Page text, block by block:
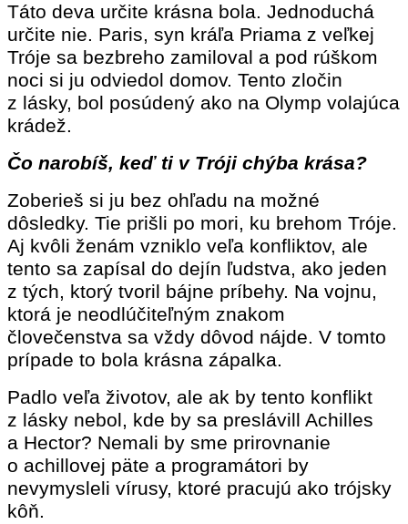
Táto deva určite krásna bola. Jednoduchá
určite nie. Paris, syn kráľa Priama z veľkej
Tróje sa bezbreho zamiloval a pod rúškom
noci si ju odviedol domov. Tento zločin
z lásky, bol posúdený ako na Olymp volajúca
krádež.
Čo narobíš, keď ti v Tróji chýba krása?
Zoberieš si ju bez ohľadu na možné
dôsledky. Tie prišli po mori, ku brehom Tróje.
Aj kvôli ženám vzniklo veľa konfliktov, ale
tento sa zapísal do dejín ľudstva, ako jeden
z tých, ktorý tvoril bájne príbehy. Na vojnu,
ktorá je neodlúčiteľným znakom
človečenstva sa vždy dôvod nájde. V tomto
prípade to bola krásna zápalka.
Padlo veľa životov, ale ak by tento konflikt
z lásky nebol, kde by sa preslávill Achilles
a Hector? Nemali by sme prirovnanie
o achillovej päte a programátori by
nevymysleli vírusy, ktoré pracujú ako trójsky
kôň.